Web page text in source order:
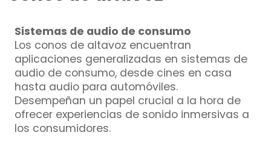
Sistemas de audio de consumo
Los conos de altavoz encuentran
aplicaciones generalizadas en sistemas de
audio de consumo, desde cines en casa
hasta audio para automóviles.
Desempeñan un papel crucial a la hora de
ofrecer experiencias de sonido inmersivas a
los consumidores.